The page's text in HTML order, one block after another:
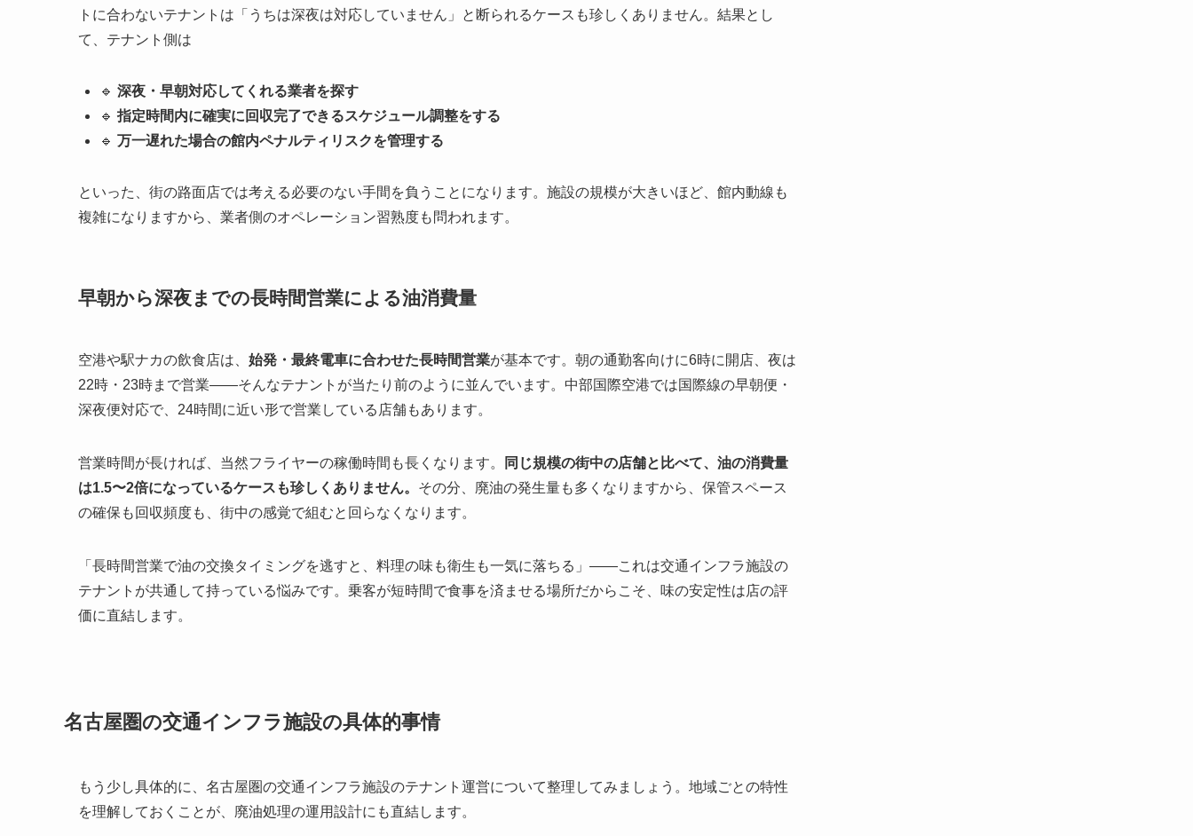
トに合わないテナントは「うちは深夜は対応していません」と断られるケースも珍しくありません。結果とし
て、テナント側は
🔹 深夜・早朝対応してくれる業者を探す
🔹 指定時間内に確実に回収完了できるスケジュール調整をする
🔹 万一遅れた場合の館内ペナルティリスクを管理する
といった、街の路面店では考える必要のない手間を負うことになります。施設の規模が大きいほど、館内動線も
複雑になりますから、業者側のオペレーション習熟度も問われます。
早朝から深夜までの長時間営業による油消費量
空港や駅ナカの飲食店は、 始発・最終電車に合わせた長時間営業が基本です。朝の通勤客向けに6時に開店、夜は
22時・23時まで営業——そんなテナントが当たり前のように並んでいます。中部国際空港では国際線の早朝便・
深夜便対応で、24時間に近い形で営業している店舗もあります。
営業時間が長ければ、当然フライヤーの稼働時間も長くなります。
同じ規模の街中の店舗と比べて、油の消費量
は1.5〜2倍になっているケースも珍しくありません。 その分、廃油の発生量も多くなりますから、保管スペース
の確保も回収頻度も、街中の感覚で組むと回らなくなります。
「長時間営業で油の交換タイミングを逃すと、料理の味も衛生も一気に落ちる」——これは交通インフラ施設の
テナントが共通して持っている悩みです。乗客が短時間で食事を済ませる場所だからこそ、味の安定性は店の評
価に直結します。
名古屋圏の交通インフラ施設の具体的事情
もう少し具体的に、名古屋圏の交通インフラ施設のテナント運営について整理してみましょう。地域ごとの特性
を理解しておくことが、廃油処理の運用設計にも直結します。